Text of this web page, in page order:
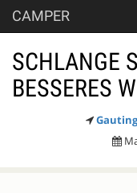
CAMPER
SCHLANGE
BESSERES
Gauting